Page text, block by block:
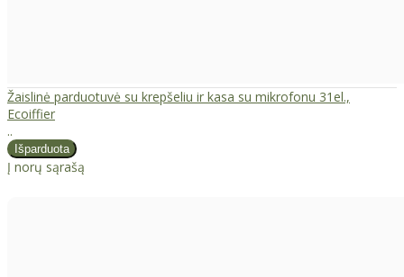
Žaislinė parduotuvė su krepšeliu ir kasa su mikrofonu 31el.,
Ecoiffier
..
Į norų sąrašą